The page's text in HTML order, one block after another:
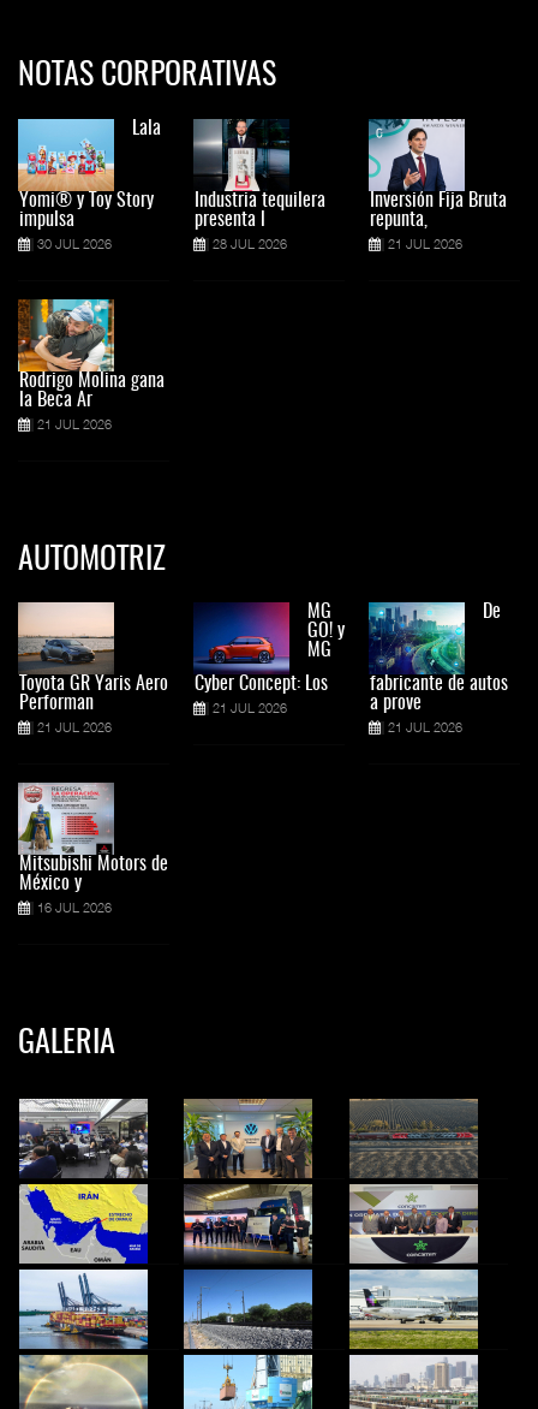
NOTAS CORPORATIVAS
Lala
Yomi® y Toy Story
impulsa
30 JUL 2026
Rodrigo Molina gana
la Beca Ar
21 JUL 2026
Industria tequilera
presenta l
28 JUL 2026
Inversión Fija Bruta
repunta,
21 JUL 2026
AUTOMOTRIZ
Toyota GR Yaris Aero
Performan
21 JUL 2026
Mitsubishi Motors de
México y
16 JUL 2026
MG
GO! y
MG
Cyber Concept: Los
21 JUL 2026
De
fabricante de autos
a prove
21 JUL 2026
GALERIA